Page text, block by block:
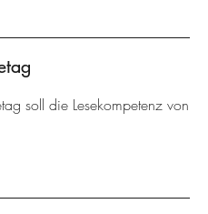
soll die Lesekompetenz von